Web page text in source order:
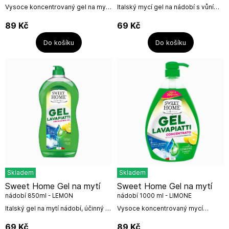
Vysoce koncentrovaný gel na mytí
jablečného octa s vůní jablečného
moštu. Nám však tato vůně...
VINEGAR
89 Kč
Do košíku
Italský mycí gel na nádobí s vůní
připomíná spíše pomeranče a
mandarinky. Je prostě úžasná.
Tento gel...
69 Kč
Do košíku
Skladem
Italský gel na mytí nádobí, účinný již
citrusů. Gel je s příměsí Tea Tree
Sweet Home Gel na mytí
nádobí 850ml - LEMON
69 Kč
Skladem
Vysoce koncentrovaný mycí
svěžích citrónů. Objevte sílu
Sweet Home Gel na mytí
nádobí 1000 ml - LIMONE
89 Kč